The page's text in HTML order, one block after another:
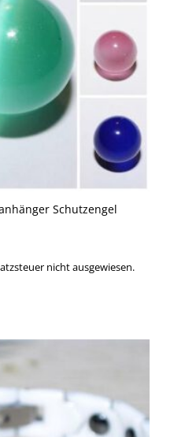
Schutzengel
nicht ausgewiesen.